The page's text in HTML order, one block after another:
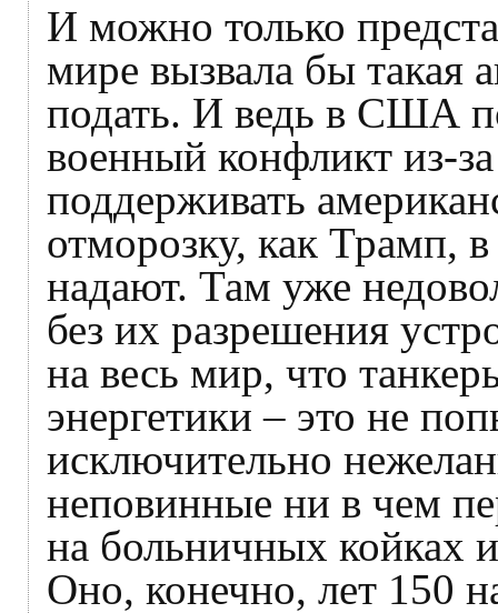
И можно только
мире вызвала бы такая
подать. И ведь в США
военный конфликт из-
поддерживать
отморозку, как Трамп,
надают. Там уже
без их разрешения
на весь мир, что
энергетики – это не
исключительно
неповинные ни в чем
на больничных койках
Оно, конечно, лет 150